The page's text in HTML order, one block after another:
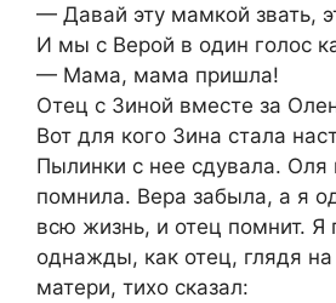
— Давай эту мамкой звать,
И мы с Верой в один голос
— Мама, мама пришла!
Отец с Зиной вместе за
Вот для кого Зина стала
Пылинки с нее сдувала. Оля
помнила. Вера забыла, а я
всю жизнь, и отец помнит. Я
однажды, как отец, глядя
матери, тихо сказал: